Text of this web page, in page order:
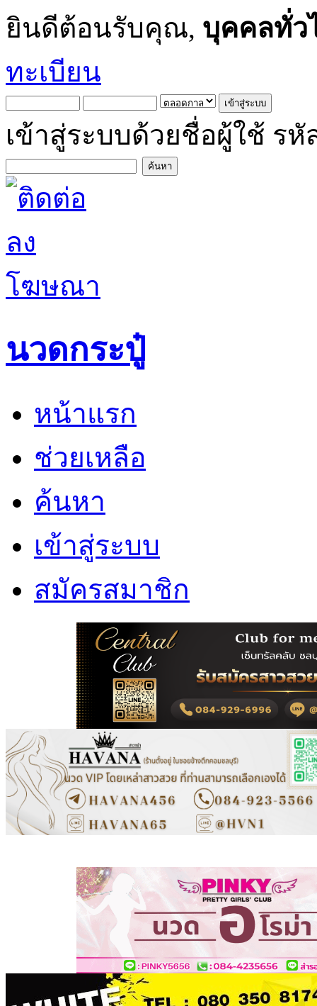
ยินดีต้อนรับคุณ, บุคคลทั่ว
ทะเบียน
เข้าสู่ระบบด้วยชื่อผู้ใช้ รหั
นวดกระปู๋
หน้าแรก
ช่วยเหลือ
ค้นหา
เข้าสู่ระบบ
สมัครสมาชิก